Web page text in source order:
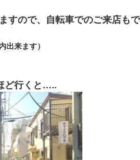
すので、自転車でのご来店もで
出来ます）
ど行くと…..